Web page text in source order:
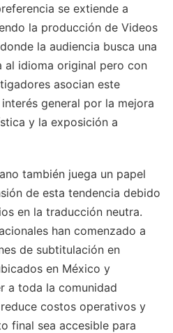
se extiende a
la producción de Videos
la audiencia busca una
al idioma original pero con
asocian este
general por la mejora
y la exposición a
también juega un papel
de esta tendencia debido
en la traducción neutra.
han comenzado a
de subtitulación en
en México y
a toda la comunidad
costos operativos y
final sea accesible para